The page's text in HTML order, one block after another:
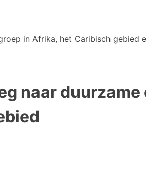
in Afrika, het Caribisch gebied
naar